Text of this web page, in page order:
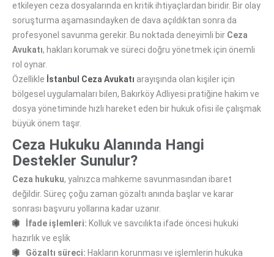
etkileyen ceza dosyalarında en kritik ihtiyaçlardan biridir. Bir olay
soruşturma aşamasındayken de dava açıldıktan sonra da
profesyonel savunma gerekir. Bu noktada deneyimli bir Ceza
Avukatı, hakları korumak ve süreci doğru yönetmek için önemli
rol oynar.
Özellikle İstanbul Ceza Avukatı arayışında olan kişiler için
bölgesel uygulamaları bilen, Bakırköy Adliyesi pratiğine hakim ve
dosya yönetiminde hızlı hareket eden bir hukuk ofisi ile çalışmak
büyük önem taşır.
Ceza Hukuku Alanında Hangi
Destekler Sunulur?
Ceza hukuku, yalnızca mahkeme savunmasından ibaret
değildir. Süreç çoğu zaman gözaltı anında başlar ve karar
sonrası başvuru yollarına kadar uzanır.
İfade işlemleri: Kolluk ve savcılıkta ifade öncesi hukuki
hazırlık ve eşlik
Gözaltı süreci: Hakların korunması ve işlemlerin hukuka